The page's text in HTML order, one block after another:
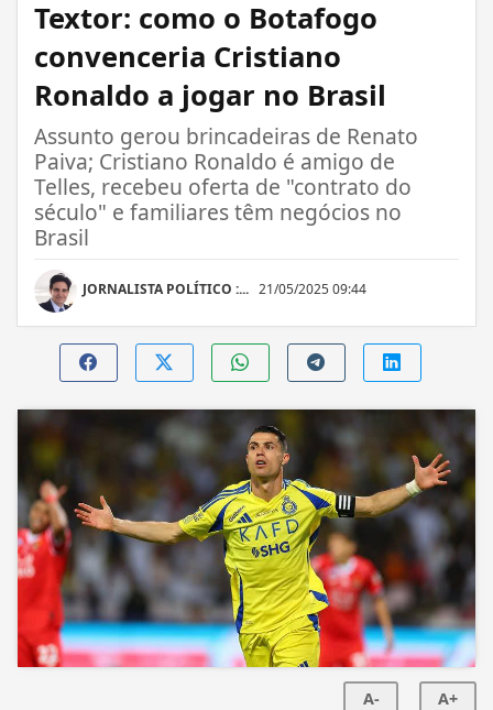
Textor: como o Botafogo
convenceria Cristiano
Ronaldo a jogar no Brasil
Assunto gerou brincadeiras de Renato
Paiva; Cristiano Ronaldo é amigo de
Telles, recebeu oferta de "contrato do
século" e familiares têm negócios no
Brasil
JORNALISTA POLÍTICO :... 21/05/2025 09:44
A- A+